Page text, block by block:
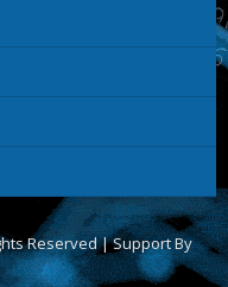
Reserved | Support By